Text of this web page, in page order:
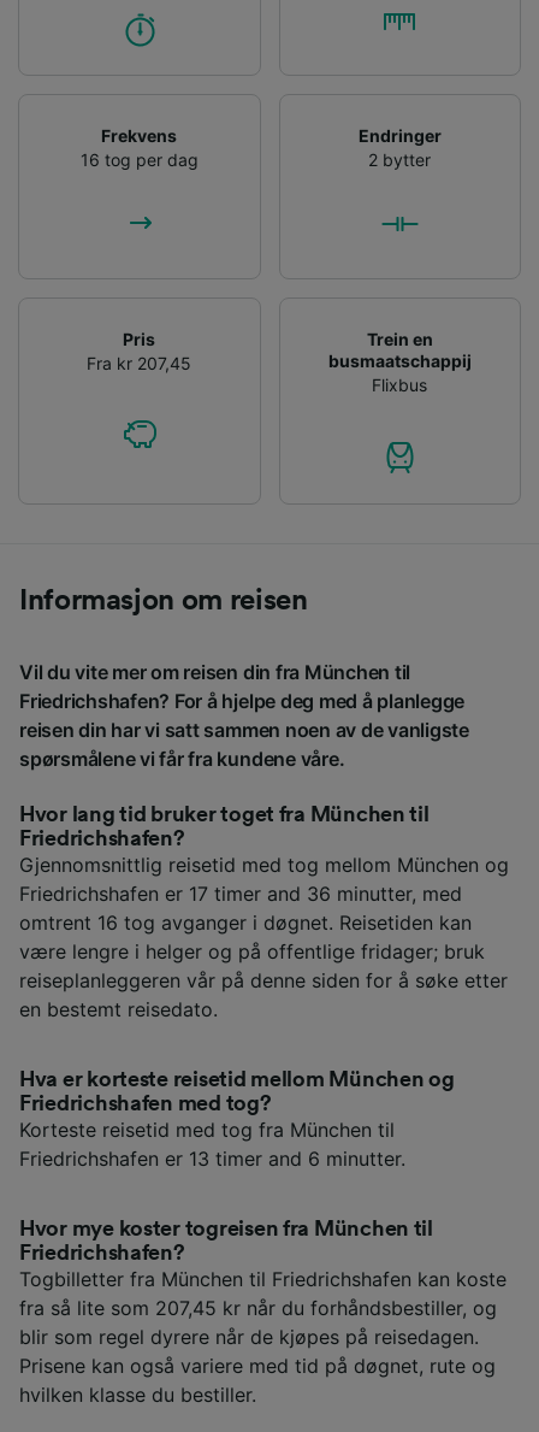
Frekvens
16 tog per dag
Endringer
2 bytter
Pris
Fra kr 207,45
Trein en
busmaatschappij
Flixbus
Informasjon om reisen
Vil du vite mer om reisen din fra München til
Friedrichshafen? For å hjelpe deg med å planlegge
reisen din har vi satt sammen noen av de vanligste
spørsmålene vi får fra kundene våre.
Hvor lang tid bruker toget fra München til
Friedrichshafen?
Gjennomsnittlig reisetid med tog mellom München og
Friedrichshafen er 17 timer and 36 minutter, med
omtrent 16 tog avganger i døgnet. Reisetiden kan
være lengre i helger og på offentlige fridager; bruk
reiseplanleggeren vår på denne siden for å søke etter
en bestemt reisedato.
Hva er korteste reisetid mellom München og
Friedrichshafen med tog?
Korteste reisetid med tog fra München til
Friedrichshafen er 13 timer and 6 minutter.
Hvor mye koster togreisen fra München til
Friedrichshafen?
Togbilletter fra München til Friedrichshafen kan koste
fra så lite som 207,45 kr når du forhåndsbestiller, og
blir som regel dyrere når de kjøpes på reisedagen.
Prisene kan også variere med tid på døgnet, rute og
hvilken klasse du bestiller.